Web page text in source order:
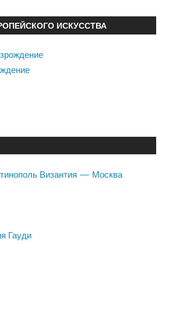
ИСКУССТВА
Византия — Москва
Гауди